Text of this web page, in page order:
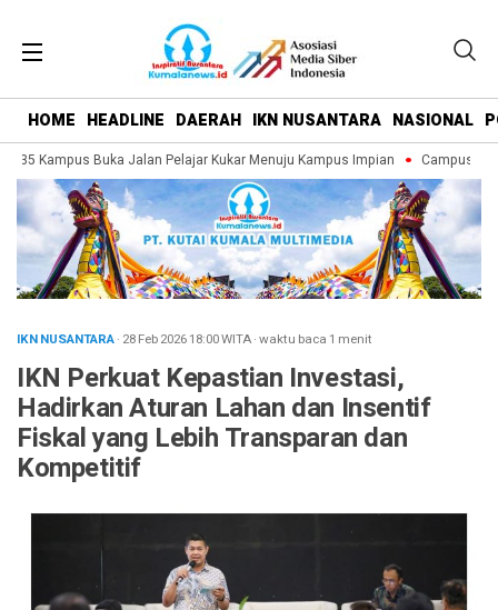
HOME HEADLINE DAERAH IKN NUSANTARA NASIONAL
Kampus Buka Jalan Pelajar Kukar Menuju Kampus Impian Campus Fair
IKN NUSANTARA· 28 Feb 202618:00WITA·waktu baca 1 menit
IKN Perkuat Kepastian Investasi,
Hadirkan Aturan Lahan dan Insentif
Fiskal yang Lebih Transparan dan
Kompetitif